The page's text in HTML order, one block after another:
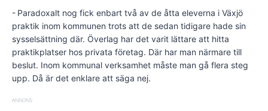
- Paradoxalt nog fick enbart två av de åtta eleverna i Växjö
praktik inom kommunen trots att de sedan tidigare hade sin
sysselsättning där. Överlag har det varit lättare att hitta
praktikplatser hos privata företag. Där har man närmare till
beslut. Inom kommunal verksamhet måste man gå flera steg
upp. Då är det enklare att säga nej.
ANNONS